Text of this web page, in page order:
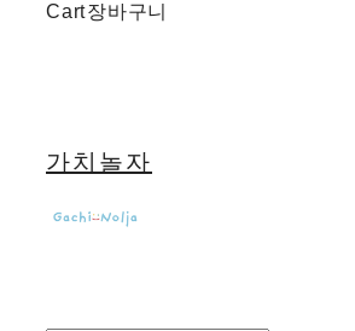
Cart장바구니
가치놀자